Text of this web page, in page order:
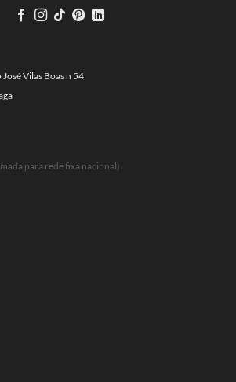
Vilas Boas n 54
para rede fixa nacional)